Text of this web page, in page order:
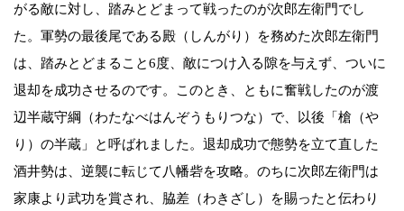
がる敵に対し、踏みとどまって戦ったのが次郎左衛門でし
た。軍勢の最後尾である殿（しんがり）を務めた次郎左衛門
は、踏みとどまること6度、敵につけ入る隙を与えず、ついに
退却を成功させるのです。このとき、ともに奮戦したのが渡
辺半蔵守綱（わたなべはんぞうもりつな）で、以後「槍（や
り）の半蔵」と呼ばれました。退却成功で態勢を立て直した
酒井勢は、逆襲に転じて八幡砦を攻略。のちに次郎左衛門は
家康より武功を賞され、脇差（わきざし）を賜ったと伝わり